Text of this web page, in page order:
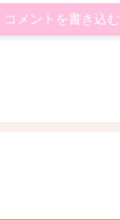
コメントを書き込む